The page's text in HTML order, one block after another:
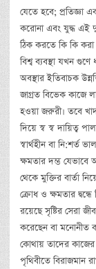
যেতে হবে; প্রতিজ্ঞা
করোনা এবং যুদ্ধ এই
ঠিক করতে কি কি
বিশ্ব ব্যবস্থা যখন
অবস্থার ইতিবাচক
জাগ্রত বিভেক কাজে
হওয়া জরুরী। তবে
দিয়ে স্ব স্ব দায়িত্ব
স্বার্থহীন বা নি:শর্ত
ক্ষমতার দম্ভ যেভাবে
থেকে মুক্তির বার্তা
ক্রোধ ও ক্ষমতার
রয়েছে সৃষ্টির সেরা
করেছেন বা মনোনীত
কোথায় তাদের কাজের
পৃথিবীতে বিরাজমান